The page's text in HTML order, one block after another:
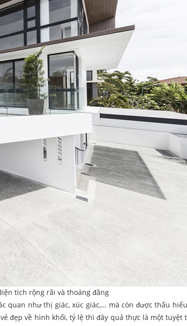
tích rộng rãi và thoáng đãng
quan như thị giác, xúc giác,… mà còn được thấu
đẹp về hình khối, tỷ lệ thì đây quả thực là một tuyệt